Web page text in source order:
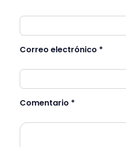
Correo electrónico *
Comentario *